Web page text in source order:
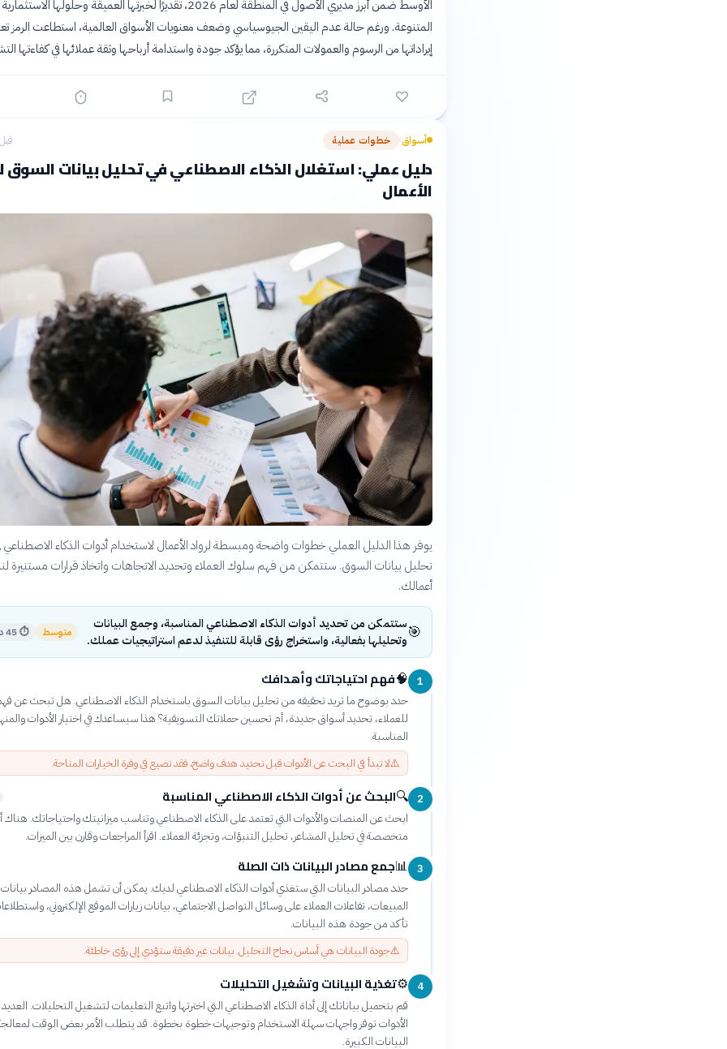
الأوسط ضمن أبرز مديري الأصول في المنطقة لعام 2026، تقديرًا لخبرتها العميقة وحلولها الاستثمارية
المتنوعة. ورغم حالة عدم اليقين الجيوسياسي وضعف معنويات الأسواق العالمية، استطاعت الرمز
إيراداتها من الرسوم والعمولات المتكررة، مما يؤكد جودة واستدامة أرباحها وثقة عملائها في كفاءتها
أسواق› خطوات عملية قبل 4
دليل عملي: استغلال الذكاء الاصطناعي في تحليل بيانات السوق
الأعمال
يوفر هذا الدليل العملي خطوات واضحة ومبسطة لرواد الأعمال لاستخدام أدوات الذكاء الاصطناعي
تحليل بيانات السوق. ستتمكن من فهم سلوك العملاء وتحديد الاتجاهات واتخاذ قرارات مستنيرة
أعمالك.
🎯ستتمكن من تحديد أدوات الذكاء الاصطناعي المناسبة، وجمع البيانات
وتحليلها بفعالية، واستخراج رؤى قابلة للتنفيذ لدعم استراتيجيات عملك.
متوسط ⏱45 دقيقة
1
🧠فهم احتياجاتك وأهدافك
حدد بوضوح ما تريد تحقيقه من تحليل بيانات السوق باستخدام الذكاء الاصطناعي. هل تبحث عن
للعملاء، تحديد أسواق جديدة، أم تحسين حملاتك التسويقية؟ هذا سيساعدك في اختيار الأدوات
المناسبة.
⚠️لا تبدأ في البحث عن الأدوات قبل تحديد هدف واضح، فقد تضيع في وفرة الخيارات المتاحة.
2
🔍البحث عن أدوات الذكاء الاصطناعي المناسبة
ابحث عن المنصات والأدوات التي تعتمد على الذكاء الاصطناعي وتناسب ميزانيتك واحتياجاتك. هناك
متخصصة في تحليل المشاعر، تحليل التنبؤات، وتجزئة العملاء. اقرأ المراجعات وقارن بين الميزات.
3
📊جمع مصادر البيانات ذات الصلة
حدد مصادر البيانات التي ستغذي أدوات الذكاء الاصطناعي لديك. يمكن أن تشمل هذه المصادر بيانات
المبيعات، تفاعلات العملاء على وسائل التواصل الاجتماعي، بيانات زيارات الموقع الإلكتروني،
تأكد من جودة هذه البيانات.
⚠️جودة البيانات هي أساس نجاح التحليل. بيانات غير دقيقة ستؤدي إلى رؤى خاطئة.
4
⚙️تغذية البيانات وتشغيل التحليلات
قم بتحميل بياناتك إلى أداة الذكاء الاصطناعي التي اخترتها واتبع التعليمات لتشغيل التحليلات.
الأدوات توفر واجهات سهلة الاستخدام وتوجيهات خطوة بخطوة. قد يتطلب الأمر بعض الوقت
البيانات الكبيرة.